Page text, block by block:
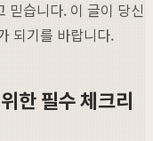
믿습니다. 이 글이 당신
되기를 바랍니다.
한 필수 체크리